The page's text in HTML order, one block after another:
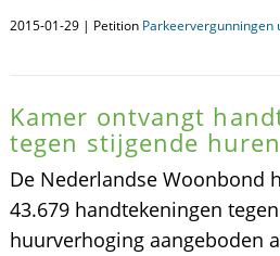
2015-01-29 | Petition Parkeervergunningen
Kamer ontvangt
tegen stijgende huren
De Nederlandse Woonbond
43.679 handtekeningen
huurverhoging aangeboden